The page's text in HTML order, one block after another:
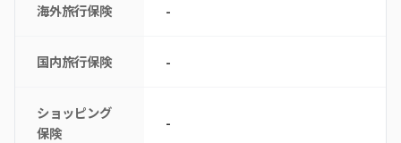
海外旅行保険 -
国内旅行保険 -
ショッピング
保険
-